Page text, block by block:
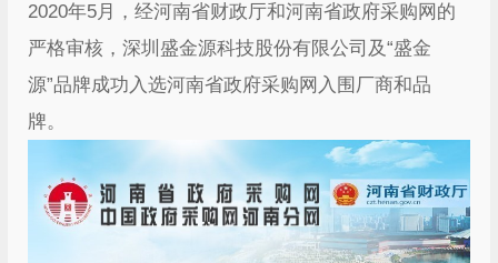
2020年5月，经河南省财政厅和河南省政府采购网的
严格审核，深圳盛金源科技股份有限公司及“盛金
源”品牌成功入选河南省政府采购网入围厂商和品
牌。